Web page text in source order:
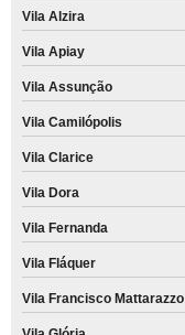
Vila Alzira
Vila Apiay
Vila Assunção
Vila Camilópolis
Vila Clarice
Vila Dora
Vila Fernanda
Vila Fláquer
Vila Francisco Mattarazzo